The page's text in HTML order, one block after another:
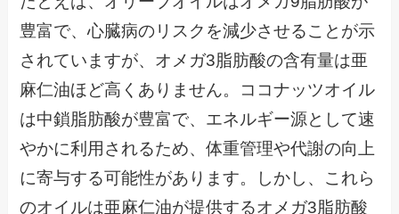
豊富で、心臓病のリスクを減少させることが示
されていますが、オメガ3脂肪酸の含有量は亜
麻仁油ほど高くありません。ココナッツオイル
は中鎖脂肪酸が豊富で、エネルギー源として速
やかに利用されるため、体重管理や代謝の向上
に寄与する可能性があります。しかし、これら
のオイルは亜麻仁油が提供するオメガ3脂肪酸